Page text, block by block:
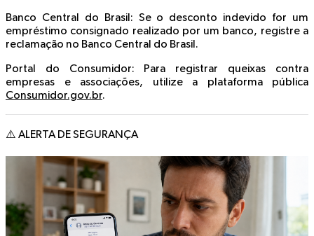
Banco Central do Brasil: Se o desconto indevido for um
empréstimo consignado realizado por um banco, registre a
reclamação no Banco Central do Brasil.
Portal do Consumidor: Para registrar queixas contra
empresas e associações, utilize a plataforma pública
Consumidor.gov.br.
⚠️ ALERTA DE SEGURANÇA